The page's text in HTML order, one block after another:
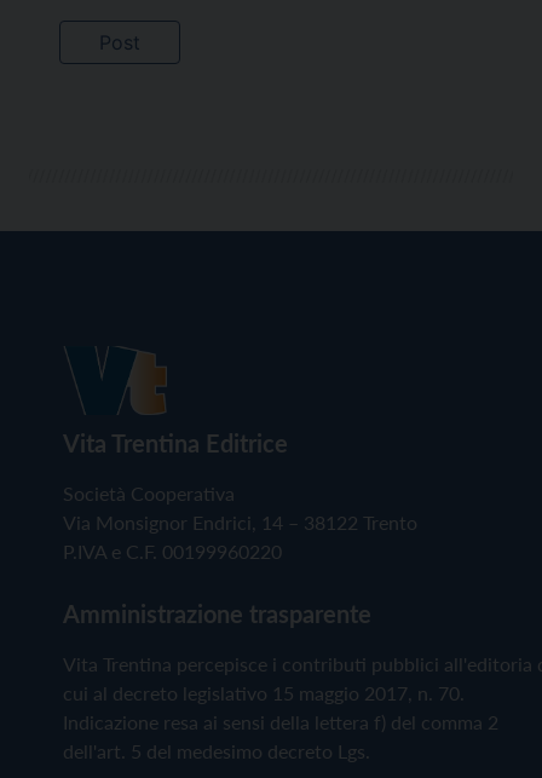
Vita Trentina Editrice
Società Cooperativa
Via Monsignor Endrici, 14 – 38122 Trento
P.IVA e C.F. 00199960220
Amministrazione trasparente
Vita Trentina percepisce i contributi pubblici all'editoria
cui al decreto legislativo 15 maggio 2017, n. 70.
Indicazione resa ai sensi della lettera f) del comma 2
dell'art. 5 del medesimo decreto Lgs.